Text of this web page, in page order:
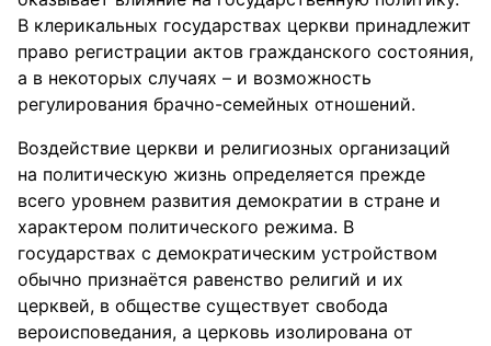
В клерикальных государствах церкви принадлежит
право регистрации актов гражданского состояния,
а в некоторых случаях – и возможность
регулирования брачно-семейных отношений.
Воздействие церкви и религиозных организаций
на политическую жизнь определяется прежде
всего уровнем развития демократии в стране и
характером политического режима. В
государствах с демократическим устройством
обычно признаётся равенство религий и их
церквей, в обществе существует свобода
вероисповедания, а церковь изолирована от